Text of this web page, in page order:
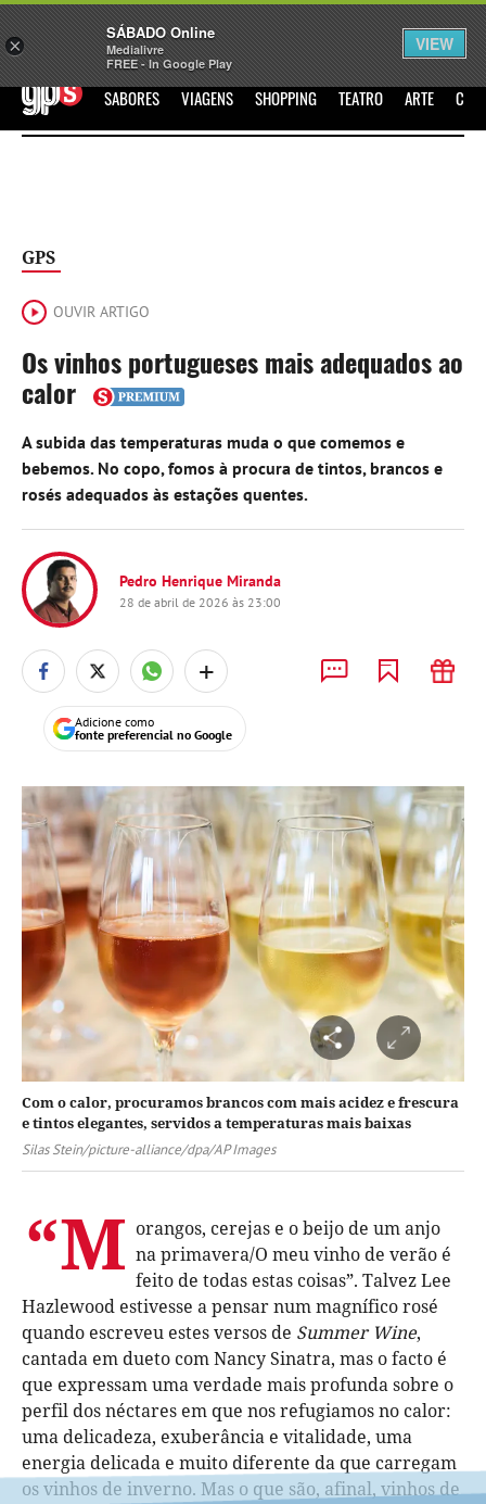
Sábado Assine Iniciar Sessão
GPS SABORES VIAGENS SHOPPING TEATRO ARTE
GPS
OUVIR ARTIGO
Os vinhos portugueses mais adequados ao
calor
A subida das temperaturas muda o que comemos e
bebemos. No copo, fomos à procura de tintos, brancos e
rosés adequados às estações quentes.
Pedro Henrique Miranda
28 de abril de 2026 às 23:00
+
Adicione como
fonte preferencial no Google
Com o calor, procuramos brancos com mais acidez e frescura
e tintos elegantes, servidos a temperaturas mais baixas
Silas Stein/picture-alliance/dpa/AP Images
“M orangos, cerejas e o beijo de um anjo
na primavera/O meu vinho de verão é
feito de todas estas coisas”. Talvez Lee
Hazlewood estivesse a pensar num magnífico rosé
quando escreveu estes versos de Summer Wine,
cantada em dueto com Nancy Sinatra, mas o facto é
que expressam uma verdade mais profunda sobre o
perfil dos néctares em que nos refugiamos no calor:
uma delicadeza, exuberância e vitalidade, uma
energia delicada e muito diferente da que carregam
os vinhos de inverno. Mas o que são, afinal, vinhos de
×
SÁBADO Online
Medialivre
FREE - In Google Play
VIEW